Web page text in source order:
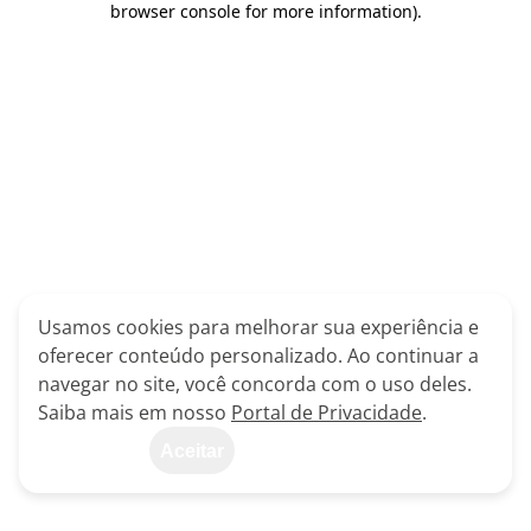
browser console for more information).
Usamos cookies para melhorar sua experiência e
oferecer conteúdo personalizado. Ao continuar a
navegar no site, você concorda com o uso deles.
Saiba mais em nosso Portal de Privacidade.